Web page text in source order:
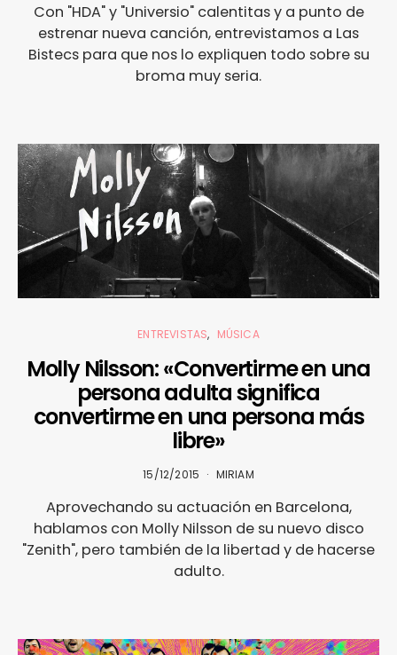
Con "HDA" y "Universio" calentitas y a punto de
estrenar nueva canción, entrevistamos a Las
Bistecs para que nos lo expliquen todo sobre su
broma muy seria.
ENTREVISTAS MÚSICA
Molly Nilsson: «Convertirme en una
persona adulta significa
convertirme en una persona más
libre»
15/12/2015 MIRIAM
Aprovechando su actuación en Barcelona,
hablamos con Molly Nilsson de su nuevo disco
"Zenith", pero también de la libertad y de hacerse
adulto.